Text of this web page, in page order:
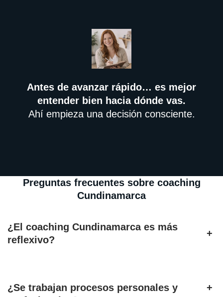
Antes de avanzar rápido… es mejor
entender bien hacia dónde vas.
Ahí empieza una decisión consciente.
Preguntas frecuentes sobre coaching
Cundinamarca
¿El coaching Cundinamarca es más
reflexivo?
+
¿Se trabajan procesos personales y
+